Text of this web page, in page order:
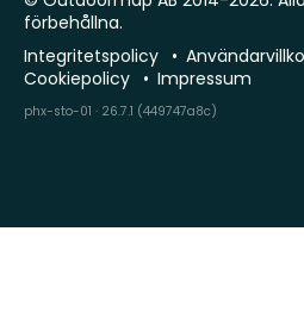
förbehållna.
Integritetspolicy
Cookiepolicy
Impressum
phx-sto-01 · 26.7.1 (449747a8c)